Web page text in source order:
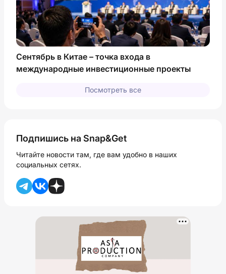
Сентябрь в Китае – точка входа в
международные инвестиционные проекты
Посмотреть все
Подпишись на Snap&Get
Читайте новости там, где вам удобно в наших
социальных сетях.